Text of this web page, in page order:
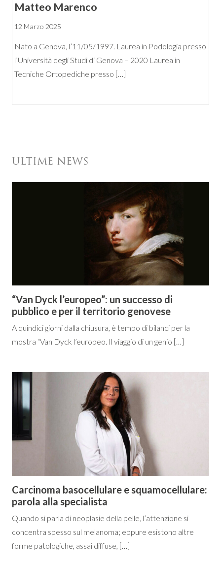
Matteo Marenco
12 Marzo 2025
Nato a Genova, l’11/05/1997. Laurea in Podologia presso
l’Università degli Studi di Genova – 2020 Laurea in
Tecniche Ortopediche presso […]
ULTIME NEWS
“Van Dyck l’europeo”: un successo di
pubblico e per il territorio genovese
A quindici giorni dalla chiusura, è tempo di bilanci per la
mostra “Van Dyck l’europeo. Il viaggio di un genio […]
Carcinoma basocellulare e squamocellulare:
parola alla specialista
Quando si parla di neoplasie della pelle, l’attenzione si
concentra spesso sul melanoma; eppure esistono altre
forme patologiche, assai diffuse, […]